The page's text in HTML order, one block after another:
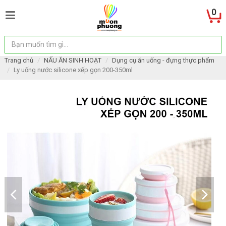
0
Trang chủ NẤU ĂN SINH HOẠT
Dụng cụ ăn uống - đựng thực phẩm
Ly uống nước silicone xếp gọn 200-350ml